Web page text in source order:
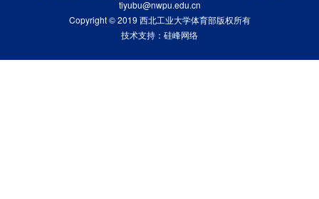
tiyubu@nwpu.edu.cn
Copyright © 2019 西北工业大学体育部版权所有
技术支持： 硅峰网络